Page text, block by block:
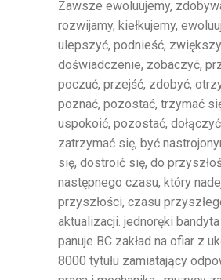
Zawsze ewoluujemy,
rozwijamy, kiełkujemy,
ulepszyć, podnieść,
doświadczenie, zobaczyć,
poczuć, przejść, zdobyć,
poznać, pozostać, trzymać
uspokoić, pozostać,
zatrzymać się, być
się, dostroić się, do
następnego czasu, który
przyszłości, czasu
aktualizacji. jednoręki
panuje BC zakład na ofiar z
8000 tytułu zamiatający